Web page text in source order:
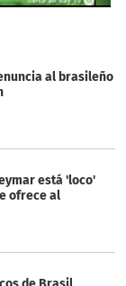
al brasileño
está 'loco'
ofrece al